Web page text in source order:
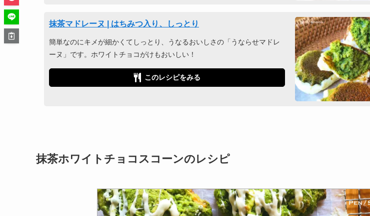
抹茶マドレーヌ | はちみつ入り、しっとり
簡単なのにキメが細かくてしっとり、うなるおいしさの「うならせマドレ
ーヌ」です。ホワイトチョコがけもおいしい！
このレシピをみる
抹茶ホワイトチョコスコーンのレシピ